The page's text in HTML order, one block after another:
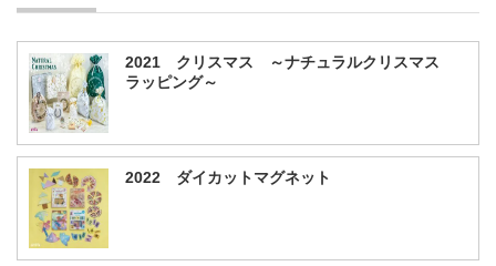
2021 クリスマス ～ナチュラルクリスマス
ラッピング～
2022 ダイカットマグネット